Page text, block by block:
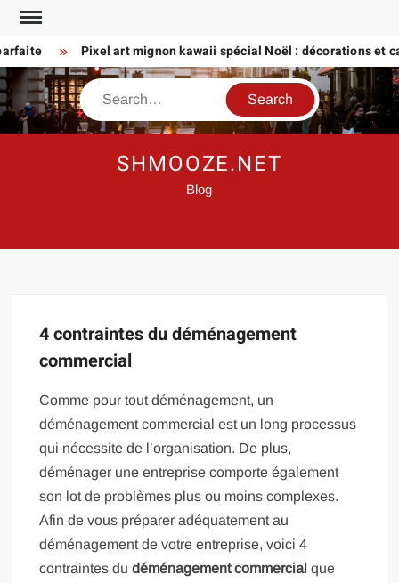
Skip
content
Pixel art mignon kawaii spécial Noël : décorations et
Search
SHMOOZE.NET
Blog
4 contraintes du déménagement
commercial
Comme pour tout déménagement, un
déménagement commercial est un long processus
qui nécessite de l’organisation. De plus,
déménager une entreprise comporte également
son lot de problèmes plus ou moins complexes.
Afin de vous préparer adéquatement au
déménagement de votre entreprise, voici 4
contraintes dudéménagement commercial que